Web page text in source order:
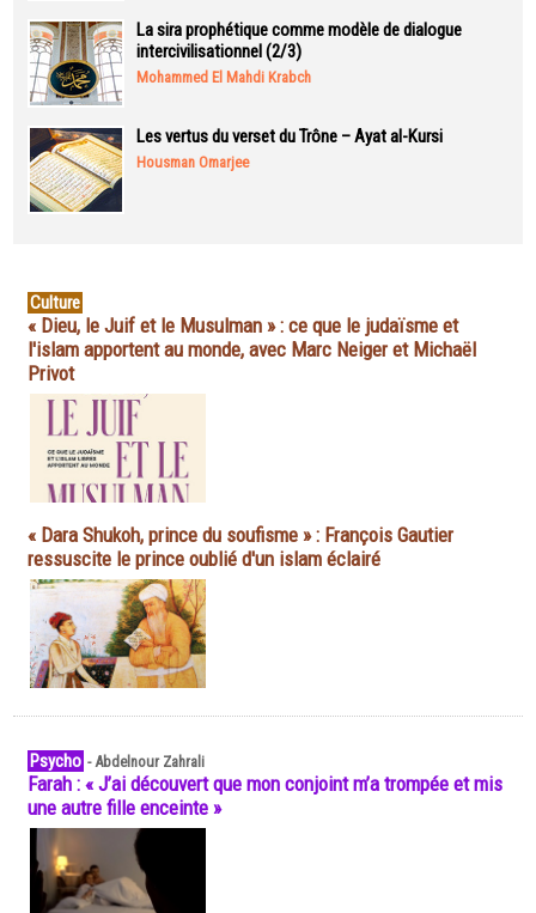
La sira prophétique comme modèle de dialogue
intercivilisationnel (2/3)
Mohammed El Mahdi Krabch
Les vertus du verset du Trône – Ayat al-Kursi
Housman Omarjee
Culture
« Dieu, le Juif et le Musulman » : ce que le judaïsme et
l'islam apportent au monde, avec Marc Neiger et Michaël
Privot
« Dara Shukoh, prince du soufisme » : François Gautier
ressuscite le prince oublié d'un islam éclairé
Psycho -Abdelnour Zahrali
Farah : « J’ai découvert que mon conjoint m’a trompée et mis
une autre fille enceinte »